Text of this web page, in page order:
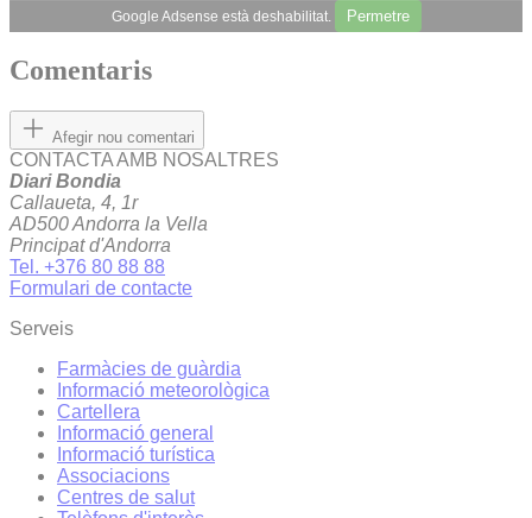
Google Adsense està deshabilitat. Permetre
Comentaris
Afegir nou comentari
CONTACTA AMB NOSALTRES
Diari Bondia
Callaueta, 4, 1r
AD500 Andorra la Vella
Principat d'Andorra
Tel. +376 80 88 88
Formulari de contacte
Serveis
Farmàcies de guàrdia
Informació meteorològica
Cartellera
Informació general
Informació turística
Associacions
Centres de salut